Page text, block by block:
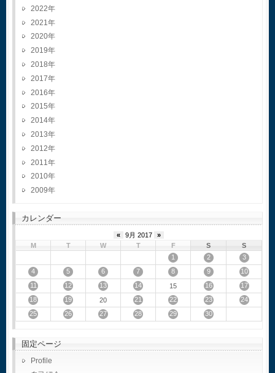
2022
2021
2020
2019
2018
2017
2016
2015
2014
2013
2012
2011
2010
2009
カレンダー
« 9月 2017
»
M
T W T F S
S
1
2
3
4
5 6 7 8 9
10
11
12 13 14 15 16
17
18
19 20 21 22 23
24
25
26 27 28 29 30
固定ページ
Profile